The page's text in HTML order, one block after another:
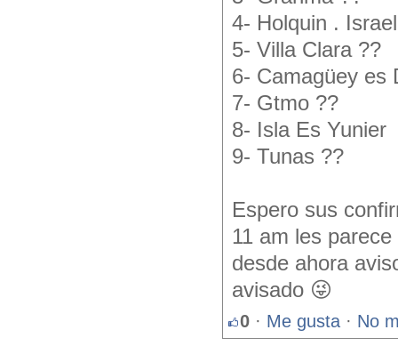
4- Holquin .
5- Villa Clara ??
6- Camagüey es
7- Gtmo ??
8- Isla Es Yunier
9- Tunas ??
Espero sus
11 am les
desde ahora
avisado 😜
0 · Me gusta · No